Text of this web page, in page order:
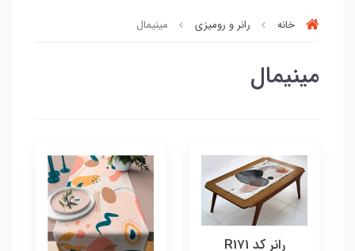
خانه رانر و رومیزی مینیمال
مینیمال
رانر کد R171